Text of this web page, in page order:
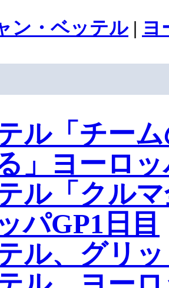
ン・ベッテル| ヨ
ル「チー
」ヨーロ
ル「クル
パGP1日目
ル、グリ